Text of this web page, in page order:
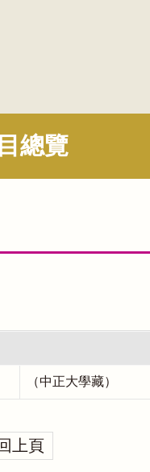
總覽
（中正大學藏）
上頁